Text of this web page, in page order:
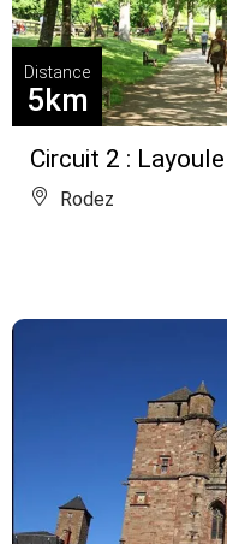
Circuit 2 : Layoule
Distance
5km
Rodez